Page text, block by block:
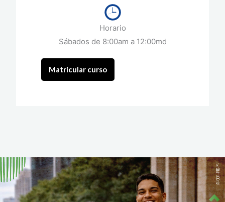
Horario
Sábados de 8:00am a 12:00md
Matricular curso